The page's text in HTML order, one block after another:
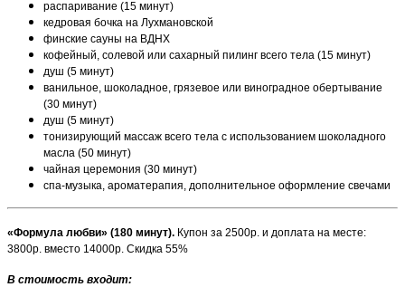
распаривание (15 минут)
кедровая бочка на Лухмановской
финские сауны на ВДНХ
кофейный, солевой или сахарный пилинг всего тела (15 минут)
душ (5 минут)
ванильное, шоколадное, грязевое или виноградное обертывание
(30 минут)
душ (5 минут)
тонизирующий массаж всего тела с использованием шоколадного
масла (50 минут)
чайная церемония (30 минут)
спа-музыка, ароматерапия, дополнительное оформление свечами
«Формула любви» (180 минут). Купон за 2500р. и доплата на месте:
3800р. вместо 14000р. Скидка 55%
В стоимость входит: